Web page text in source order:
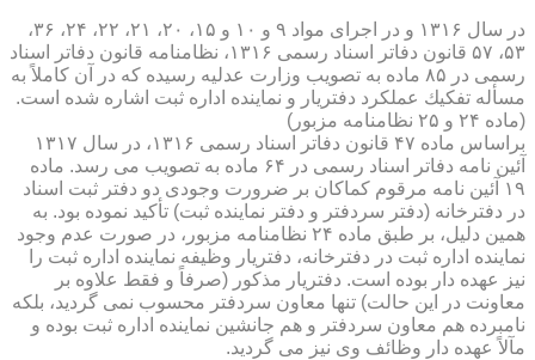
در سال ۱۳۱۶ و در اجرای مواد ۹ و ۱۰ و ۱۵، ۲۰، ۲۱، ۲۲، ۲۴، ۳۶،
۵۳، ۵۷ قانون دفاتر اسناد رسمی ۱۳۱۶، نظامنامه قانون دفاتر اسناد
رسمی در ۸۵ ماده به تصویب وزارت عدلیه رسیده كه در آن كاملاً به
مسأله تفكیك عملكرد دفتریار و نماینده اداره ثبت اشاره شده است.
(ماده ۲۴ و ۲۵ نظامنامه مزبور)
براساس ماده ۴۷ قانون دفاتر اسناد رسمی ۱۳۱۶، در سال ۱۳۱۷
آئین نامه دفاتر اسناد رسمی در ۶۴ ماده به تصویب می رسد. ماده
۱۹ آئین نامه مرقوم كماكان بر ضرورت وجودی دو دفتر ثبت اسناد
در دفترخانه (دفتر سردفتر و دفتر نماینده ثبت) تأكید نموده بود. به
همین دلیل، بر طبق ماده ۲۴ نظامنامه مزبور، در صورت عدم وجود
نماینده اداره ثبت در دفترخانه، دفتریار وظیفه نماینده اداره ثبت را
نیز عهده دار بوده است. دفتریار مذكور (صرفاً و فقط علاوه بر
معاونت در این حالت) تنها معاون سردفتر محسوب نمی گردید، بلكه
نامبرده هم معاون سردفتر و هم جانشین نماینده اداره ثبت بوده و
مآلاً عهده دار وظائف وی نیز می گردید.